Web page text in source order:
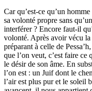
Car qu’est-ce qu’un
sa volonté propre sans
interférer ? Encore faut-il
volonté. Après avoir vécu
préparant à celle de
que l’on veut, c’est faire ce
le désir de son âme. En
l’on est : un Juif dont le
l’air est plus pur et le soleil